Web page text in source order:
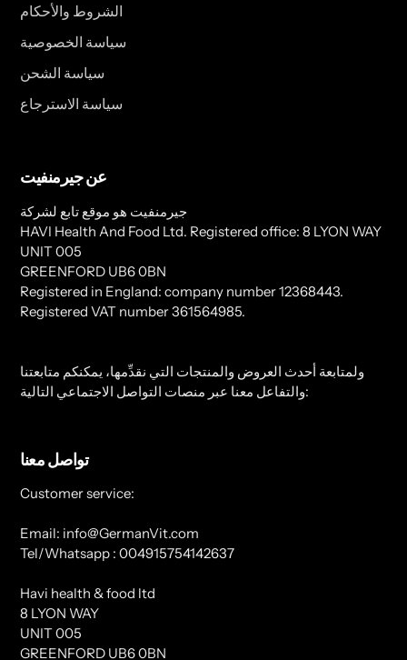
الشروط والأحكام
سياسة الخصوصية
سياسة الشحن
سياسة الاسترجاع
عن جيرمنفيت
جيرمنفيت هو موقع تابع لشركة
HAVI Health And Food Ltd. Registered office: 8 LYON WAY
UNIT 005
GREENFORD UB6 0BN
Registered in England: company number 12368443.
Registered VAT number 361564985.
ولمتابعة أحدث العروض والمنتجات التي نقدِّمها، يمكنكم متابعتنا
والتفاعل معنا عبر منصات التواصل الاجتماعي التالية:
تواصل معنا
Customer service:
Email: info@GermanVit.com
Tel/Whatsapp : 004915754142637
Havi health & food ltd
8 LYON WAY
UNIT 005
GREENFORD UB6 0BN